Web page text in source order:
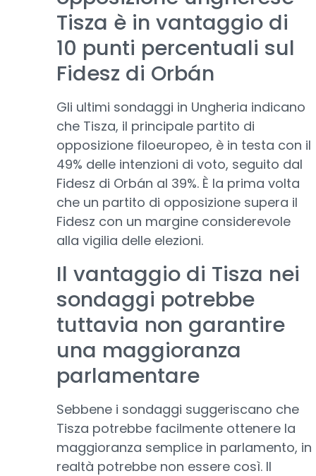
Tisza è in vantaggio di
10 punti percentuali sul
Fidesz di Orbán
Gli ultimi sondaggi in Ungheria indicano
che Tisza, il principale partito di
opposizione filoeuropeo, è in testa con il
49% delle intenzioni di voto, seguito dal
Fidesz di Orbán al 39%. È la prima volta
che un partito di opposizione supera il
Fidesz con un margine considerevole
alla vigilia delle elezioni.
Il vantaggio di Tisza nei
sondaggi potrebbe
tuttavia non garantire
una maggioranza
parlamentare
Sebbene i sondaggi suggeriscano che
Tisza potrebbe facilmente ottenere la
maggioranza semplice in parlamento, in
realtà potrebbe non essere così. Il